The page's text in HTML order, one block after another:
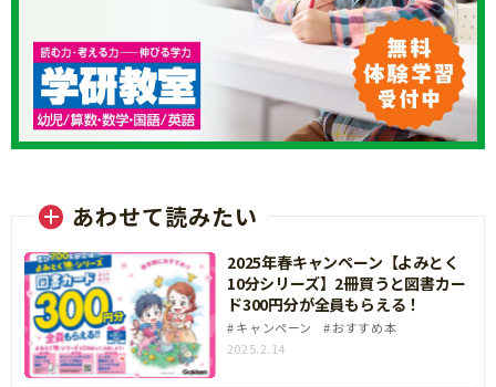
(3)本キャンペーンサイトの応募ボタンから、応募
フォームにお進みいただき、必要事項をご入力の
上、購買証明の画像をアップロードしてくださ
い。
※お一人様何口でもご応募いただけます。
※本キャンペーンにおける当選はお一人様1回限り
とさせていただきます。
※２口目以降のご応募は、1口目と同じ手順で再度
ご応募をお願いいたします。
※同一の購買証明で繰り返し応募された場合は、
すべてのご応募が無効となります。同一購買証明
あわせて読みたい
2025年春キャンペーン【よみとく
10分シリーズ】2冊買うと図書カー
ド300円分が全員もらえる！
キャンペーン
おすすめ本
2025.2.14